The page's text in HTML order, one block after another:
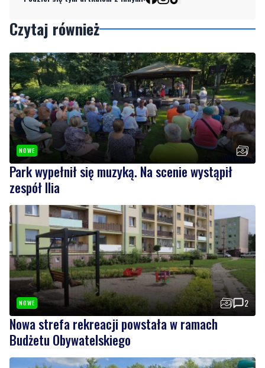
NOWE
Park wypełnił się muzyką. Na scenie wystąpił
zespół Ilia
NOWE 2
Nowa strefa rekreacji powstała w ramach
Budżetu Obywatelskiego